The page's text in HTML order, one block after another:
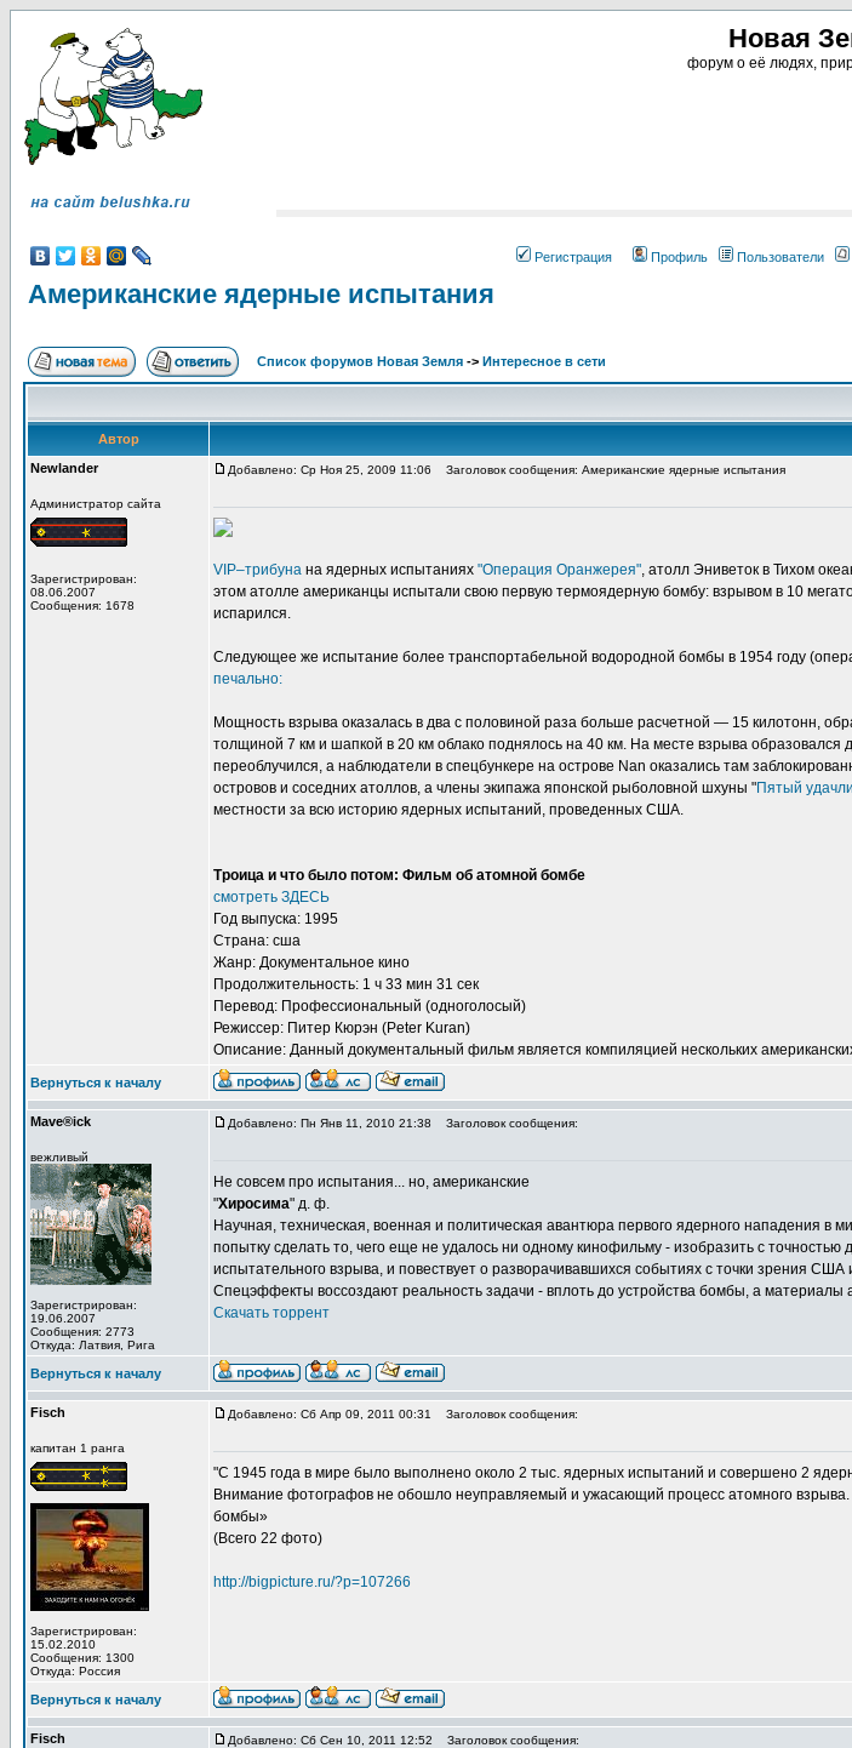
Новая
форум о её людях,
Регистрация Профиль Пользователи
Американские ядерные испытания
Список форумов Новая Земля -> Интересное в сети
Автор
Newlander
Администратор сайта
Зарегистрирован:
08.06.2007
Сообщения: 1678
Добавлено: Ср Ноя 25, 2009 11:06 Заголовок сообщения: Американские ядерные испытания
VIP–трибуна на ядерных испытаниях "Операция Орaнжерея", атолл Эниветок в Тихом
этом атолле американцы испытали свою первую термоядерную бомбу: взрывом в 10
испарился.
Следующее же испытаниe более транспортабельной водородной бомбы в 1954 году
печально:
Мощность взрыва оказалась в два с половиной раза больше расчетной — 15 килотонн,
толщиной 7 км и шапкой в 20 км облако поднялось на 40 км. На месте взрыва
переоблучился, а наблюдатели в спецбункере на острове Nan оказались там
островов и соседних атоллов, а члены экипажа японской рыболовной шхуны "Пятый
местности за всю историю ядерных испытаний, проведенных США.
Троица и что было потом: Фильм об атомной бомбе
смотреть ЗДЕСЬ
Год выпуска: 1995
Страна: сша
Жанр: Документальное кино
Продолжительность: 1 ч 33 мин 31 сек
Перевод: Профессиональный (одноголосый)
Режиссер: Питер Кюрэн (Peter Kuran)
Описание: Данный документальный фильм является компиляцией нескольких
Вернуться к началу
Mave®ick
вежливый
Зарегистрирован:
19.06.2007
Сообщения: 2773
Откуда: Латвия, Рига
Добавлено: Пн Янв 11, 2010 21:38 Заголовок сообщения:
Не совсем про испытания... но, американские
"Хиросима" д. ф.
Научная, техническая, военная и политическая авантюра первого ядерного
попытку сделать то, чего еще не удалось ни одному кинофильму - изобразить с
испытательного взрыва, и повествует о разворачивавшихся событиях с точки зрения
Спецэффекты воссоздают реальность задачи - вплоть до устройства бомбы, а
Скачать торрент
Вернуться к началу
Fisch
капитан 1 ранга
Зарегистрирован:
15.02.2010
Сообщения: 1300
Откуда: Россия
Добавлено: Сб Апр 09, 2011 00:31 Заголовок сообщения:
"С 1945 года в мире было выполнено около 2 тыс. ядерных испытаний и совершено 2
Внимание фотографов не обошло неуправляемый и ужасающий процесс атомного
бомбы»
(Всего 22 фото)
http://bigpicture.ru/?p=107266
Вернуться к началу
Fisch Добавлено: Сб Сен 10, 2011 12:52 Заголовок сообщения: